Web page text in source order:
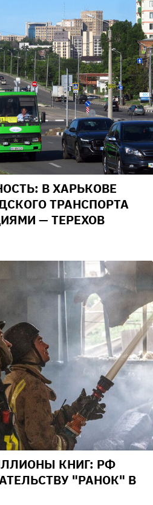
В ХАРЬКОВЕ
ТРАНСПОРТА
— ТЕРЕХОВ
КНИГ: РФ
"РАНОК" В